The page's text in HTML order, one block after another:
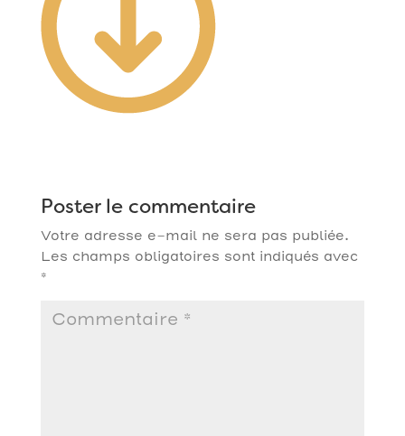
Poster le commentaire
Votre adresse e-mail ne sera pas publiée.
Les champs obligatoires sont indiqués avec
*